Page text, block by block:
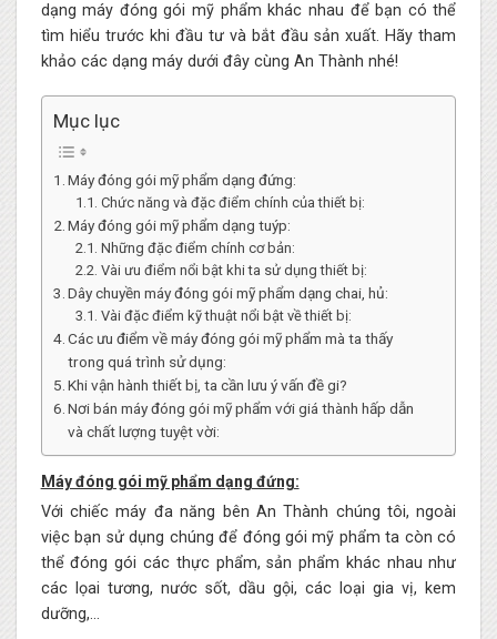
dạng máy đóng gói mỹ phẩm khác nhau để bạn có thể
tìm hiểu trước khi đầu tư và bắt đầu sản xuất. Hãy tham
khảo các dạng máy dưới đây cùng An Thành nhé!
Mục lục
Máy đóng gói mỹ phẩm dạng đứng:
Chức năng và đặc điểm chính của thiết bị:
Máy đóng gói mỹ phẩm dạng tuýp:
Những đặc điểm chính cơ bản:
Vài ưu điểm nổi bật khi ta sử dụng thiết bị:
Dây chuyền máy đóng gói mỹ phẩm dạng chai, hủ:
Vài đặc điểm kỹ thuật nổi bật về thiết bị:
Các ưu điểm về máy đóng gói mỹ phẩm mà ta thấy
trong quá trình sử dụng:
Khi vận hành thiết bị, ta cần lưu ý vấn đề gi?
Nơi bán máy đóng gói mỹ phẩm với giá thành hấp dẫn
và chất lượng tuyệt vời:
Máy đóng gói mỹ phẩm dạng đứng:
Với chiếc máy đa năng bên An Thành chúng tôi, ngoài
việc bạn sử dụng chúng để đóng gói mỹ phẩm ta còn có
thể đóng gói các thực phẩm, sản phẩm khác nhau như
các lọai tương, nước sốt, dầu gội, các loại gia vị, kem
dưỡng,…